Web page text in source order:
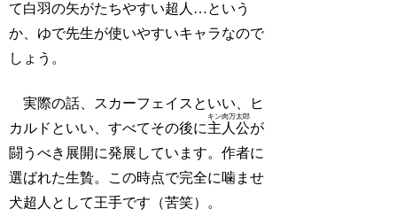
て白羽の矢がたちやすい超人…という
か、ゆで先生が使いやすいキャラなので
しょう。
実際の話、スカーフェイスといい、ヒ
カルドといい、すべてその後に主人公
キン肉万太郎
が
闘うべき展開に発展しています。作者に
選ばれた生贄。この時点で完全に噛ませ
犬超人として王手です（苦笑）。